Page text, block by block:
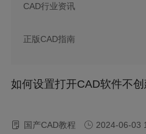
CAD行业资讯
正版CAD指南
如何设置打开CAD软件不创
国产CAD教程
2024-06-03